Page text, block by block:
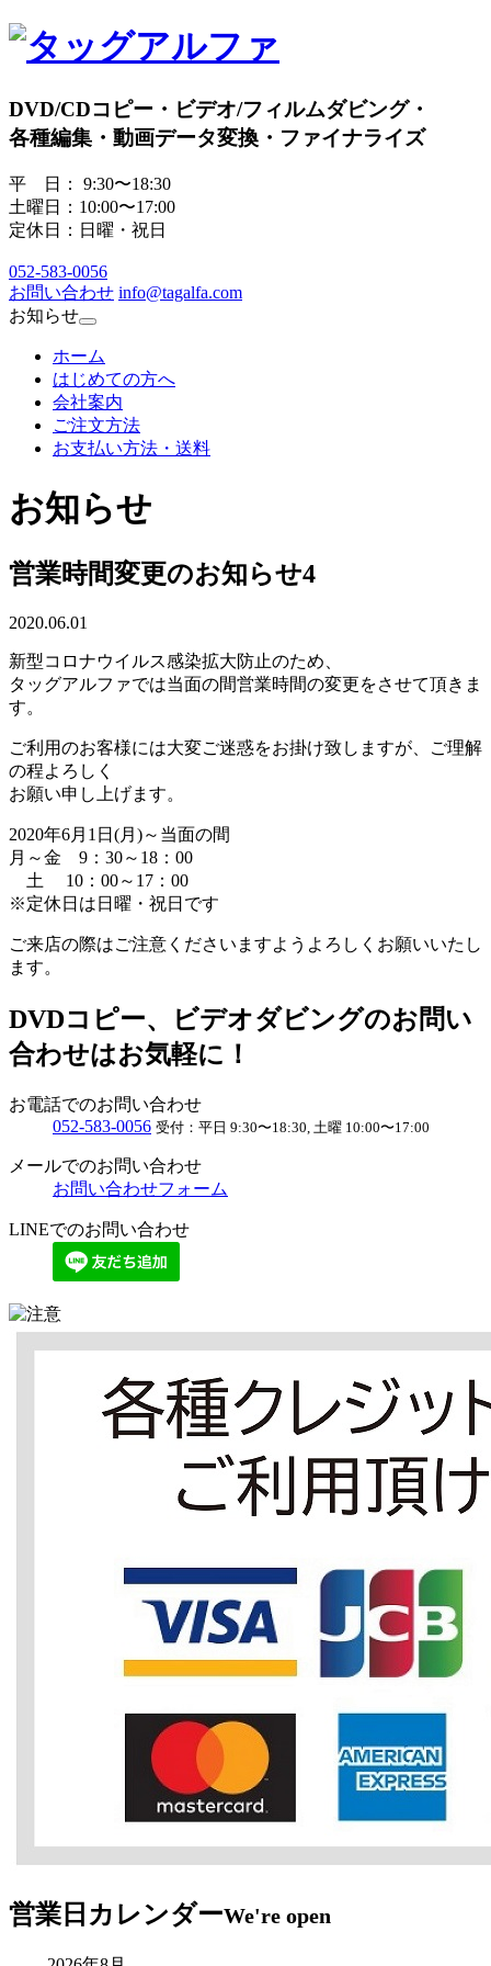
DVD/CDコピー・ビデオ/フィルムダビング・
各種編集・動画データ変換・ファイナライズ
平 日： 9:30〜18:30
土曜日：10:00〜17:00
定休日：日曜・祝日
052-583-0056
お問い合わせ info@tagalfa.com
お知らせ
ホーム
はじめての方へ
会社案内
ご注文方法
お支払い方法・送料
お知らせ
営業時間変更のお知らせ4
2020.06.01
新型コロナウイルス感染拡大防止のため、
タッグアルファでは当面の間営業時間の変更をさせて頂きま
す。
ご利用のお客様には大変ご迷惑をお掛け致しますが、ご理解
の程よろしく
お願い申し上げます。
2020年6月1日(月)～当面の間
月～金 9：30～18：00
土 10：00～17：00
※定休日は日曜・祝日です
ご来店の際はご注意くださいますようよろしくお願いいたし
ます。
DVDコピー、ビデオダビングのお問い
合わせはお気軽に！
お電話でのお問い合わせ
052-583-0056 受付： 平日 9:30〜18:30, 土曜 10:00〜17:00
メールでのお問い合わせ
お問い合わせフォーム
LINEでのお問い合わせ
営業日カレンダーWe're open